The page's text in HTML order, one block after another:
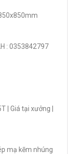
: 0353842797
| Giá tại xưởng |
mạ kẽm nhúng